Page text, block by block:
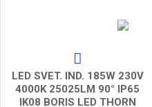
LED SVET. IND. 185W 230V
4000K 25025LM 90° IP65
IK08 BORIS LED THORN